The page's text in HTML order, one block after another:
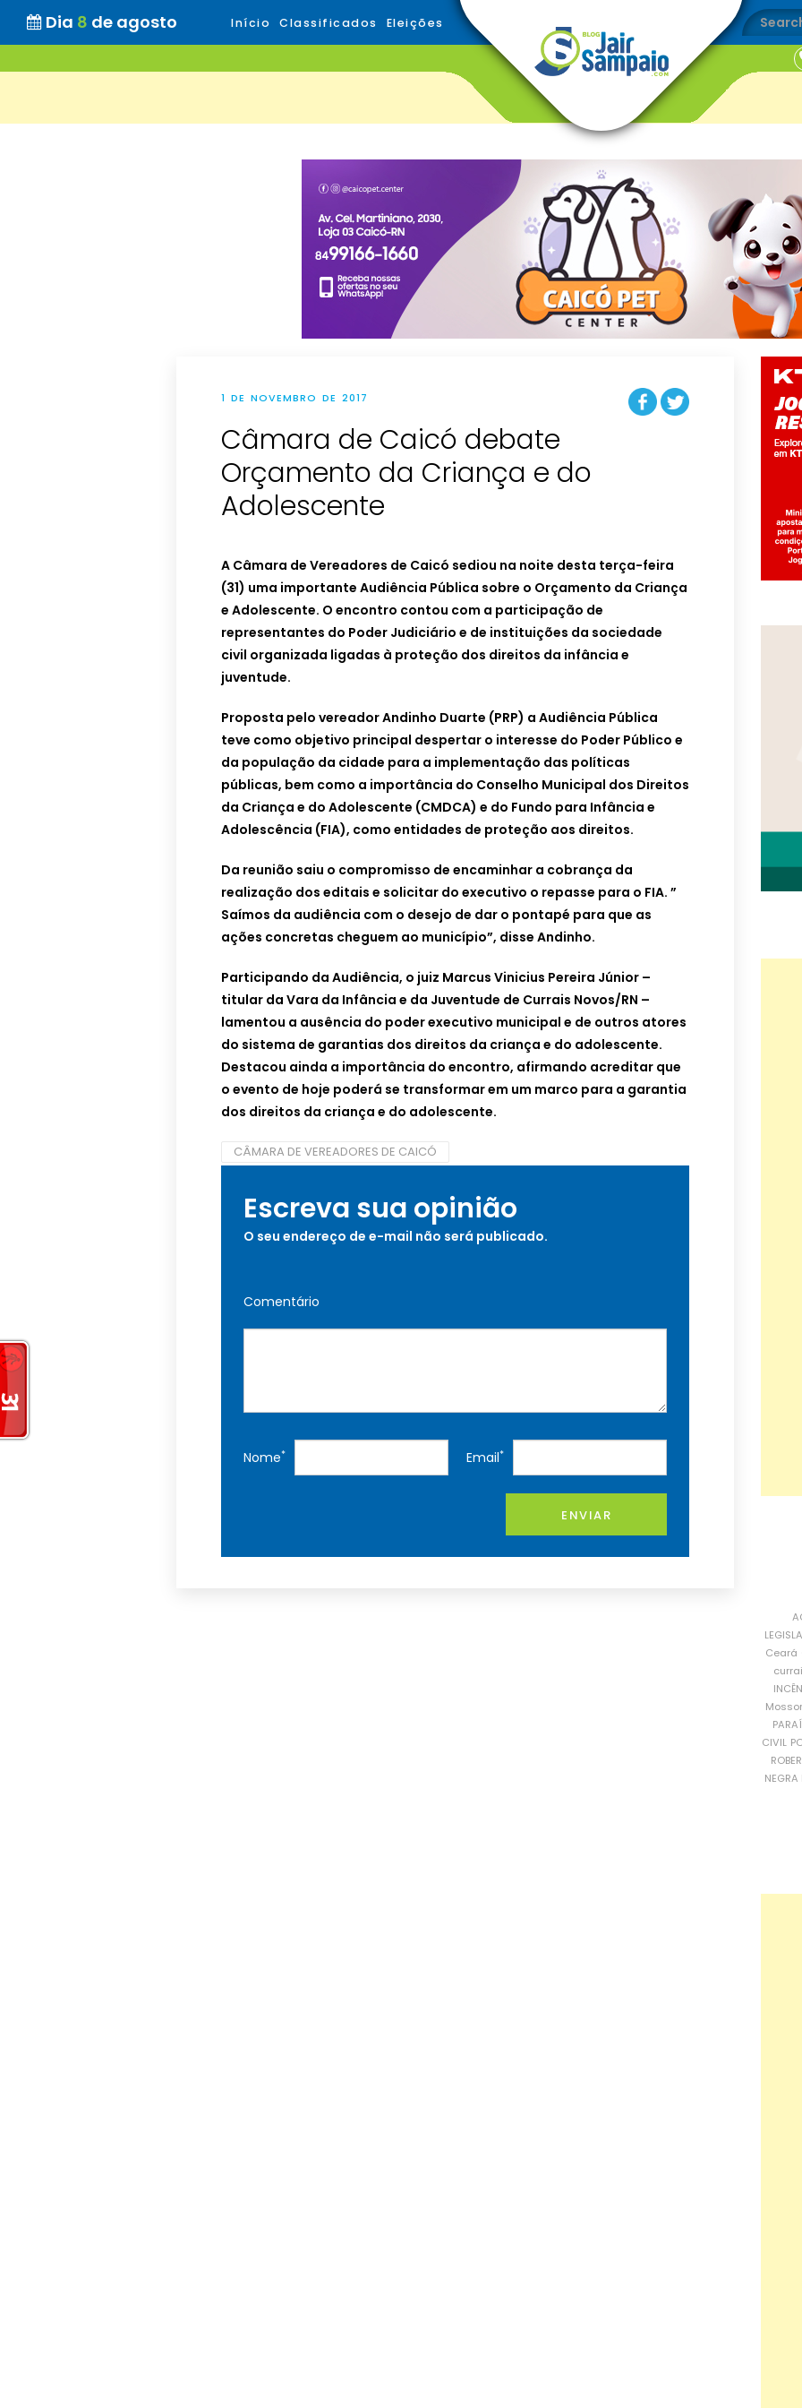
Dia 8 de agosto Início Classificados Eleições
1 DE NOVEMBRO DE 2017
Câmara de Caicó debate
Orçamento da Criança e do
Adolescente
A Câmara de Vereadores de Caicó sediou na noite desta terça-feira
(31) uma importante Audiência Pública sobre o Orçamento da Criança
e Adolescente. O encontro contou com a participação de
representantes do Poder Judiciário e de instituições da sociedade
civil organizada ligadas à proteção dos direitos da infância e
juventude.
Proposta pelo vereador Andinho Duarte (PRP) a Audiência Pública
teve como objetivo principal despertar o interesse do Poder Público e
da população da cidade para a implementação das políticas
públicas, bem como a importância do Conselho Municipal dos Direitos
da Criança e do Adolescente (CMDCA) e do Fundo para Infância e
Adolescência (FIA), como entidades de proteção aos direitos.
Da reunião saiu o compromisso de encaminhar a cobrança da
realização dos editais e solicitar do executivo o repasse para o FIA. ”
Saímos da audiência com o desejo de dar o pontapé para que as
ações concretas cheguem ao município”, disse Andinho.
Participando da Audiência, o juiz Marcus Vinicius Pereira Júnior –
titular da Vara da Infância e da Juventude de Currais Novos/RN –
lamentou a ausência do poder executivo municipal e de outros atores
do sistema de garantias dos direitos da criança e do adolescente.
Destacou ainda a importância do encontro, afirmando acreditar que
o evento de hoje poderá se transformar em um marco para a garantia
dos direitos da criança e do adolescente.
CÂMARA DE VEREADORES DE CAICÓ
Escreva sua opinião
O seu endereço de e-mail não será publicado.
Comentário
Nome* Email*
ENVIAR
Ceará
CIVIL
NEGRA